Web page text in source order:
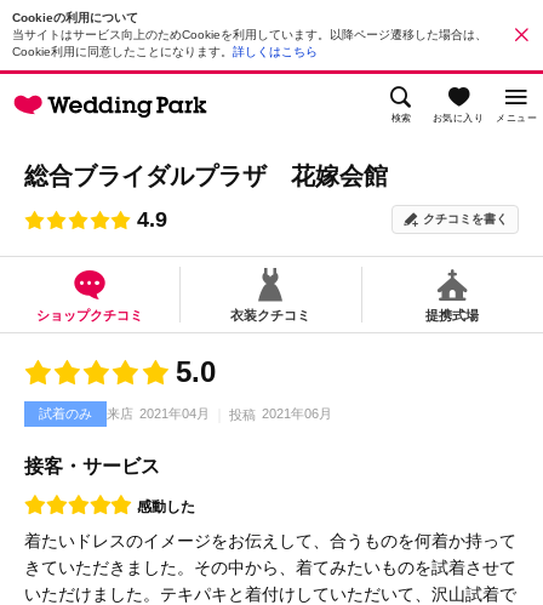
Cookieの利用について
当サイトはサービス向上のためCookieを利用しています。以降ページ遷移した場合は、
Cookie利用に同意したことになります。 詳しくはこちら
検索 お気に入り メニュー
総合ブライダルプラザ 花嫁会館
4.9 クチコミを書く
ショップクチコミ 衣装クチコミ 提携式場
5.0
試着のみ 来店 2021年04月 投稿 2021年06月
接客・サービス
感動した
着たいドレスのイメージをお伝えして、合うものを何着か持って
きていただきました。その中から、着てみたいものを試着させて
いただけました。テキパキと着付けしていただいて、沢山試着で